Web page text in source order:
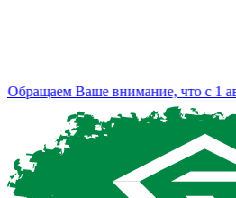
Ваше внимание, что с 1